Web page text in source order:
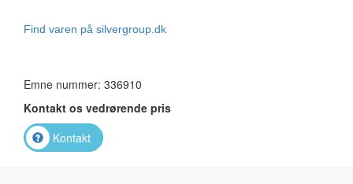
Find varen på silvergroup.dk
Emne nummer: 336910
Kontakt os vedrørende pris
Kontakt